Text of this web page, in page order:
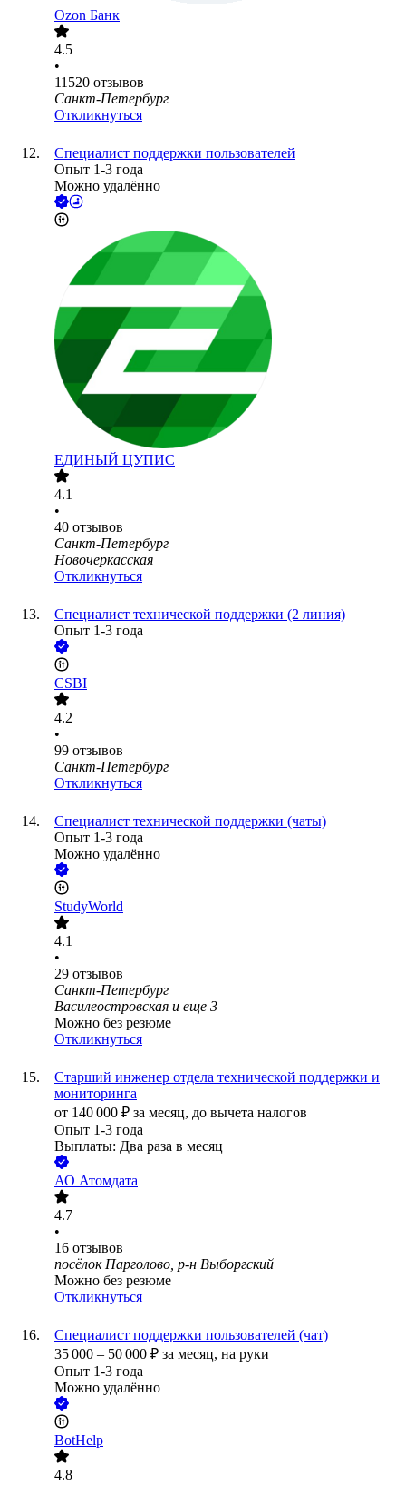
Ozon Банк
4.5
•
11520 отзывов
Санкт-Петербург
Откликнуться
Специалист поддержки пользователей
Опыт 1-3 года
Можно удалённо
ЕДИНЫЙ ЦУПИС
4.1
•
40 отзывов
Санкт-Петербург
Новочеркасская
Откликнуться
Cпециалист технической поддержки (2 линия)
Опыт 1-3 года
CSBI
4.2
•
99 отзывов
Санкт-Петербург
Откликнуться
Специалист технической поддержки (чаты)
Опыт 1-3 года
Можно удалённо
StudyWorld
4.1
•
29 отзывов
Санкт-Петербург
Василеостровская и еще 3
Можно без резюме
Откликнуться
Старший инженер отдела технической поддержки и
мониторинга
от 140 000 ₽ за месяц, до вычета налогов
Опыт 1-3 года
Выплаты: Два раза в месяц
АО Атомдата
4.7
•
16 отзывов
посёлок Парголово, р-н Выборгский
Можно без резюме
Откликнуться
Специалист поддержки пользователей (чат)
35 000 – 50 000 ₽ за месяц, на руки
Опыт 1-3 года
Можно удалённо
BotHelp
4.8